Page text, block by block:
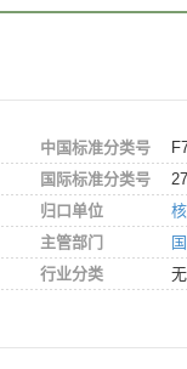
中国标准分类号
国际标准分类号
归口单位
主管部门
行业分类
无